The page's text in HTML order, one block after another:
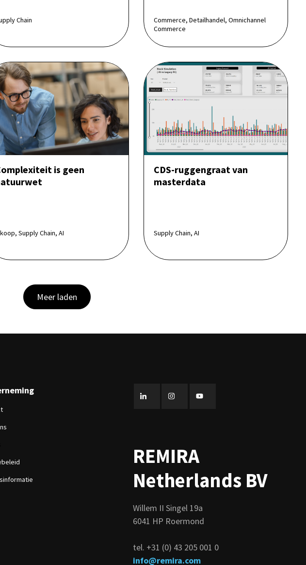
Chain
Commerce, Detailhandel, Omnichannel
Commerce
is geen
Supply Chain, AI
CDS-ruggengraat van
masterdata
Supply Chain, AI
Meer laden
REMIRA
Netherlands BV
Willem II Singel 19a
6041 HP Roermond
tel. +31 (0) 43 205 001 0
info@remira.com